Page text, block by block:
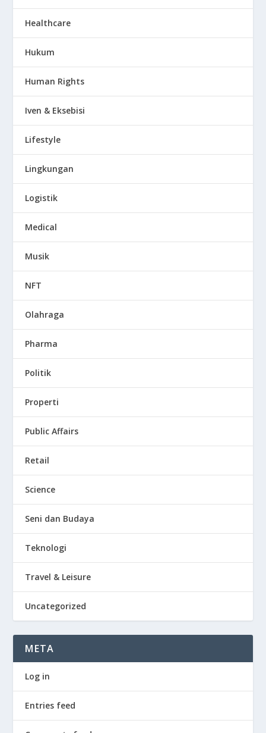
Healthcare
Hukum
Human Rights
Iven & Eksebisi
Lifestyle
Lingkungan
Logistik
Medical
Musik
NFT
Olahraga
Pharma
Politik
Properti
Public Affairs
Retail
Science
Seni dan Budaya
Teknologi
Travel & Leisure
Uncategorized
META
Log in
Entries feed